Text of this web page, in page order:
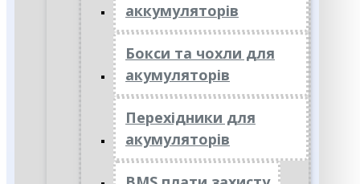
аккумуляторів
Бокси та чохли для
акумуляторів
Перехідники для
акумуляторів